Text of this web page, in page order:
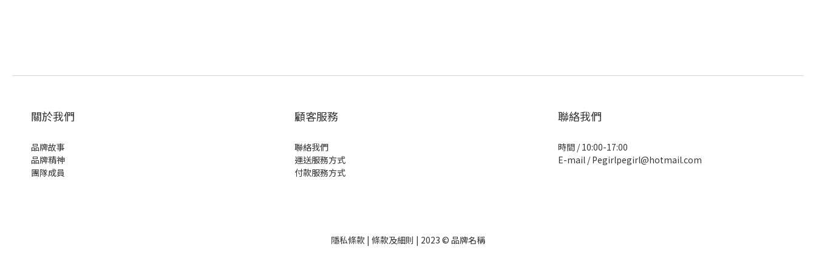
關於我們
品牌故事
品牌精神
團隊成員
顧客服務
聯絡我們
運送服務方式
付款服務方式
聯絡我們
時間 / 10:00-17:00
E-mail / Pegirlpegirl@hotmail.com
隱私條款 | 條款及細則 | 2023 © 品牌名稱